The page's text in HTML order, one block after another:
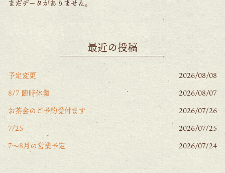
まだデータがありません。
最近の投稿
予定変更
2026/08/08
8/7 臨時休業
2026/08/07
お茶会のご予約受付ます
2026/07/26
7/25
2026/07/25
7〜8月の営業予定
2026/07/24